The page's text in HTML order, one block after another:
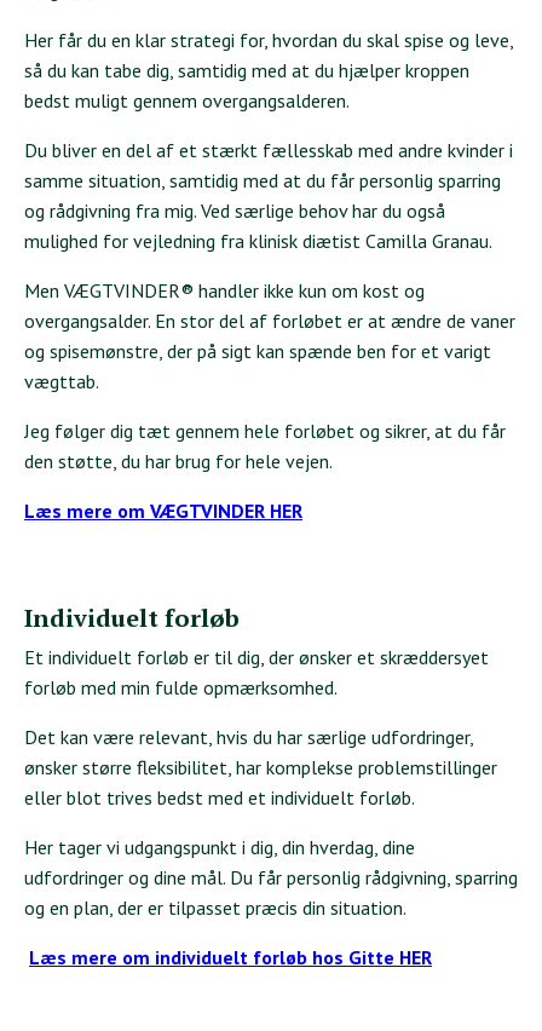
Her får du en klar strategi for, hvordan du skal spise og leve,
så du kan tabe dig, samtidig med at du hjælper kroppen
bedst muligt gennem overgangsalderen.
Du bliver en del af et stærkt fællesskab med andre kvinder i
samme situation, samtidig med at du får personlig sparring
og rådgivning fra mig. Ved særlige behov har du også
mulighed for vejledning fra klinisk diætist Camilla Granau.
Men VÆGTVINDER® handler ikke kun om kost og
overgangsalder. En stor del af forløbet er at ændre de vaner
og spisemønstre, der på sigt kan spænde ben for et varigt
vægttab.
Jeg følger dig tæt gennem hele forløbet og sikrer, at du får
den støtte, du har brug for hele vejen.
Læs mere om VÆGTVINDER HER
Individuelt forløb
Et individuelt forløb er til dig, der ønsker et skræddersyet
forløb med min fulde opmærksomhed.
Det kan være relevant, hvis du har særlige udfordringer,
ønsker større fleksibilitet, har komplekse problemstillinger
eller blot trives bedst med et individuelt forløb.
Her tager vi udgangspunkt i dig, din hverdag, dine
udfordringer og dine mål. Du får personlig rådgivning, sparring
og en plan, der er tilpasset præcis din situation.
Læs mere om individuelt forløb hos Gitte HER